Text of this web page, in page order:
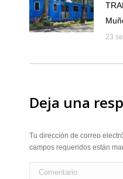
23
Deja una
Tu dirección de correo
campos requeridos están
Comentario